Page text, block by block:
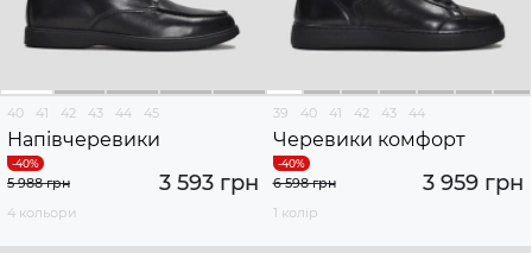
40 41 42 43 44 45
Напівчеревики
3 593 грн
5 988 грн
4 кольори
39 40 41 42 43 44
Черевики комфорт
3 959 грн
6 598 грн
1 колір